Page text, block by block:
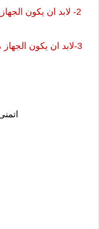
2- لابد ان يكون الجهازين متصلين عبى نفس الشبكة
3-لابد ان يكون الجهاز مفتوح في الجهازين اثناء النقل